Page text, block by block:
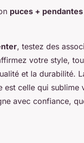
puces + pendantes
, testez des
votre style,
et la durabilité.
est celle qui sublime
avec confiance,